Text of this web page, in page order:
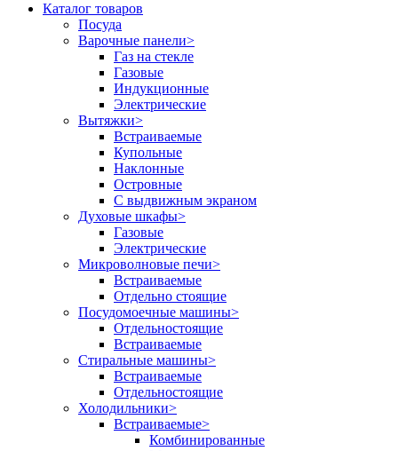
Каталог товаров
Посуда
Варочные панели>
Газ на стекле
Газовые
Индукционные
Электрические
Вытяжки>
Встраиваемые
Купольные
Наклонные
Островные
С выдвижным экраном
Духовые шкафы>
Газовые
Электрические
Микроволновые печи>
Встраиваемые
Отдельно стоящие
Посудомоечные машины>
Отдельностоящие
Встраиваемые
Стиральные машины>
Встраиваемые
Отдельностоящие
Холодильники>
Встраиваемые>
Комбинированные